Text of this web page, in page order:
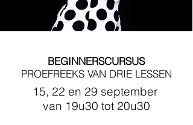
BEGINNERSCURSUS
PROEFREEKS VAN DRIE LESSEN
15, 22 en 29 september
van 19u30 tot 20u30